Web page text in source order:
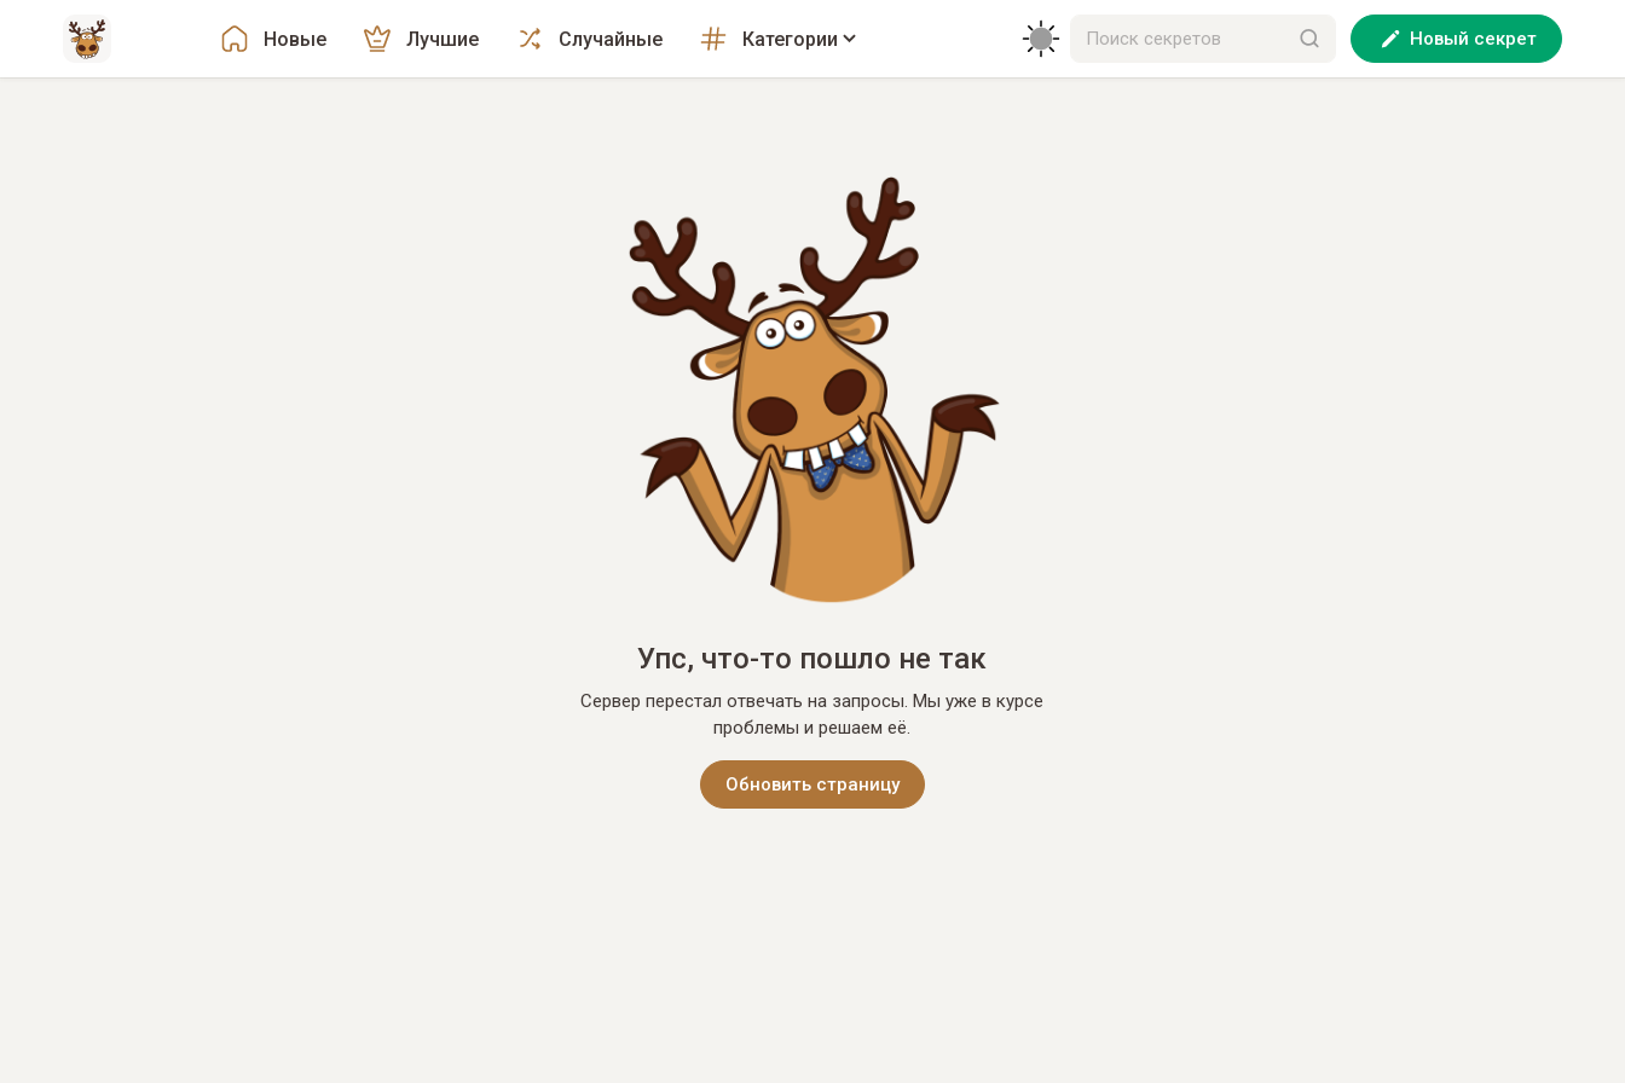
Новые Лучшие Случайные Категории Новый секрет
Упс, что-то пошло не так
Сервер перестал отвечать на запросы. Мы уже в курсе
проблемы и решаем её.
Обновить страницу